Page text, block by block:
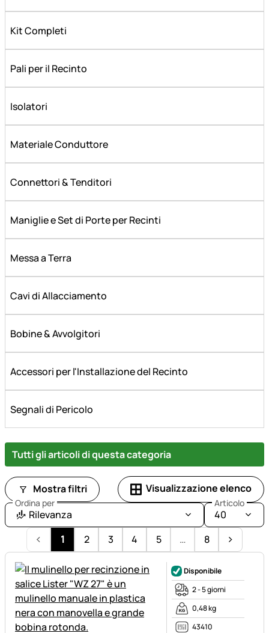
Kit Completi
Pali per il Recinto
Isolatori
Materiale Conduttore
Connettori & Tenditori
Maniglie e Set di Porte per Recinti
Messa a Terra
Cavi di Allacciamento
Bobine & Avvolgitori
Accessori per l'Installazione del Recinto
Segnali di Pericolo
Tutti gli articoli di questa categoria
Mostra filtri Visualizzazione elenco
Ordina per
Rilevanza
Articolo
40
1
2 3 4 5 … 8
Disponibile
2 - 5 giorni
0,48 kg
43410